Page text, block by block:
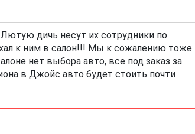
дичь несут их сотрудники по
к ним в салон!!! Мы к сожалению тоже
нет выбора авто, все под заказ за
в Джойс авто будет стоить почти